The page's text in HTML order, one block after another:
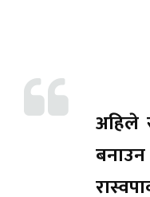
अहिले